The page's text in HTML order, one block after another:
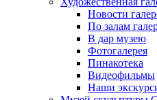
Новости
По залам
В дар музею
Фотогалерея
Пинакотека
Видеофильмы
Наши